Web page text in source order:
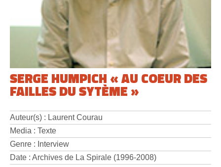
SERGE HUMPICH « AU COEUR DES
FAILLES DU SYTÈME »
Auteur(s) : Laurent Courau
Media : Texte
Genre : Interview
Date : Archives de La Spirale (1996-2008)